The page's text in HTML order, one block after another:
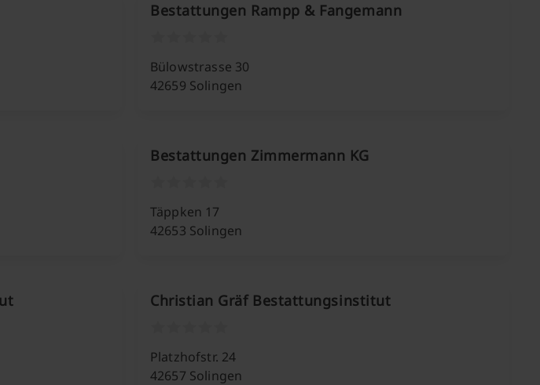
Bestattungen Rampp & Fangemann
Bülowstrasse 30
42659 Solingen
Bestattungen Zimmermann KG
Täppken 17
42653 Solingen
Christian Gräf Bestattungsinstitut
Platzhofstr. 24
42657 Solingen